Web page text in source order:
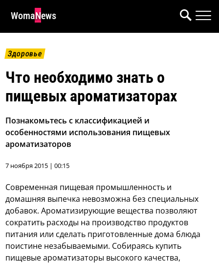
WomaNews
Здоровье
Что необходимо знать о
пищевых ароматизаторах
Познакомьтесь с классификацией и
особенностями использования пищевых
ароматизаторов
7 ноября 2015 | 00:15
Современная пищевая промышленность и
домашняя выпечка невозможна без специальных
добавок. Ароматизирующие вещества позволяют
сократить расходы на производство продуктов
питания или сделать приготовленные дома блюда
поистине незабываемыми. Собираясь купить
пищевые ароматизаторы высокого качества,